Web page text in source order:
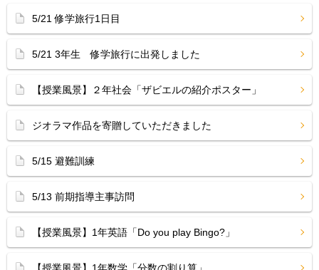
5/21 修学旅行1日目
5/21 3年生 修学旅行に出発しました
【授業風景】２年社会「ザビエルの紹介ポスター」
ジオラマ作品を寄贈していただきました
5/15 避難訓練
5/13 前期指導主事訪問
【授業風景】1年英語「Do you play Bingo?」